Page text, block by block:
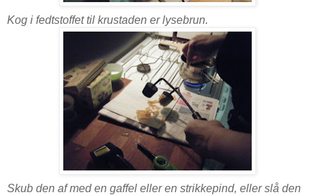
Kog i fedtstoffet til krustaden er lysebrun.
Skub den af med en gaffel eller en strikkepind, eller slå den